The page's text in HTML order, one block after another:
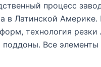
процесс
в Латинской
технология
поддоны. Все